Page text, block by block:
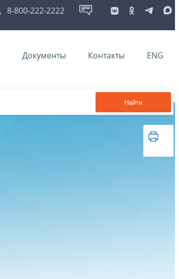
8-800-222-2222
Документы Контакты ENG
Найти